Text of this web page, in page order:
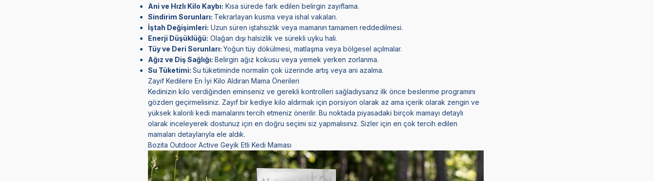
Ani ve Hızlı Kilo Kaybı: Kısa sürede fark edilen belirgin zayıflama.
Sindirim Sorunları: Tekrarlayan kusma veya ishal vakaları.
İştah Değişimleri: Uzun süren iştahsızlık veya mamanın tamamen reddedilmesi.
Enerji Düşüklüğü: Olağan dışı halsizlik ve sürekli uyku hali.
Tüy ve Deri Sorunları: Yoğun tüy dökülmesi, matlaşma veya bölgesel açılmalar.
Ağız ve Diş Sağlığı: Belirgin ağız kokusu veya yemek yerken zorlanma.
Su Tüketimi: Su tüketiminde normalin çok üzerinde artış veya ani azalma.
Zayıf Kedilere En İyi Kilo Aldıran Mama Önerileri
Kedinizin kilo verdiğinden eminseniz ve gerekli kontrolleri sağladıysanız ilk önce beslenme programını
gözden geçirmelisiniz. Zayıf bir kediye kilo aldırmak için porsiyon olarak az ama içerik olarak zengin ve
yüksek kalorili kedi mamalarını tercih etmeniz önerilir. Bu noktada piyasadaki birçok mamayı detaylı
olarak inceleyerek dostunuz için en doğru seçimi siz yapmalısınız. Sizler için en çok tercih edilen
mamaları detaylarıyla ele aldık.
Bozita Outdoor Active Geyik Etli Kedi Maması